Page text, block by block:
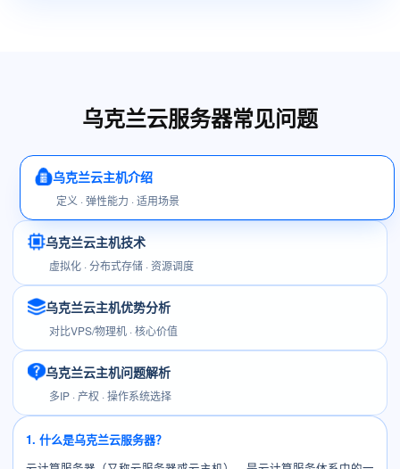
乌克兰云服务器常见问题
乌克兰云主机介绍
定义 · 弹性能力 · 适用场景
乌克兰云主机技术
虚拟化 · 分布式存储 · 资源调度
乌克兰云主机优势分析
对比VPS/物理机 · 核心价值
乌克兰云主机问题解析
多IP · 产权 · 操作系统选择
1. 什么是乌克兰云服务器？